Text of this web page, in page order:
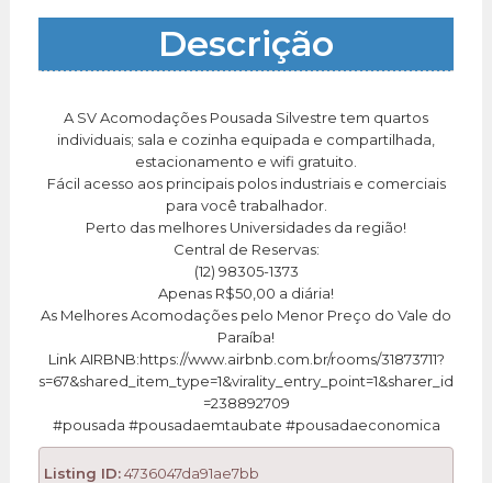
Descrição
A SV Acomodações Pousada Silvestre tem quartos
individuais; sala e cozinha equipada e compartilhada,
estacionamento e wifi gratuito.
Fácil acesso aos principais polos industriais e comerciais
para você trabalhador.
Perto das melhores Universidades da região!
Central de Reservas:
(12) 98305-1373
Apenas R$50,00 a diária!
As Melhores Acomodações pelo Menor Preço do Vale do
Paraíba!
Link AIRBNB:https://www.airbnb.com.br/rooms/31873711?
s=67&shared_item_type=1&virality_entry_point=1&sharer_id
=238892709
#pousada #pousadaemtaubate #pousadaeconomica
Listing ID:4736047da91ae7bb